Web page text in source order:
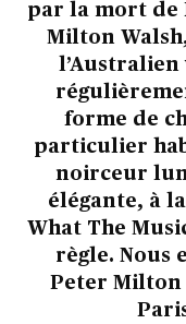
par la mort de
Milton
forme de
particulier
noirceur
élégante, à
What The
règle. Nous
Peter Milton